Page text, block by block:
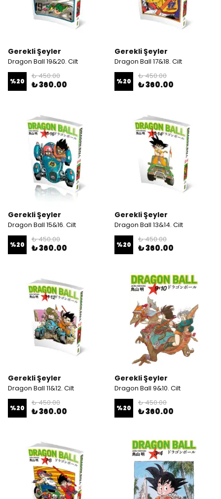
Gerekli Şeyler
Dragon Ball 19&20. Cilt
%20
₺ 450.00
₺ 360.00
Gerekli Şeyler
Dragon Ball 17&18. Cilt
%20
₺ 450.00
₺ 360.00
Gerekli Şeyler
Dragon Ball 15&16. Cilt
%20
₺ 450.00
₺ 360.00
Gerekli Şeyler
Dragon Ball 13&14. Cilt
%20
₺ 450.00
₺ 360.00
Gerekli Şeyler
Dragon Ball 11&12. Cilt
%20
₺ 450.00
₺ 360.00
Gerekli Şeyler
Dragon Ball 9&10. Cilt
%20
₺ 450.00
₺ 360.00